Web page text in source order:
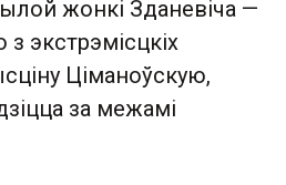
жонкі Зданевіча —
з экстрэмісцкіх
Ціманоўскую,
за межамі